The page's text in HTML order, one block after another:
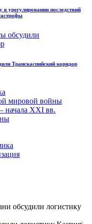
урегулировании последствий
Транскаспийский коридор
мировой войны
начала XXI вв.
обсудили логистику